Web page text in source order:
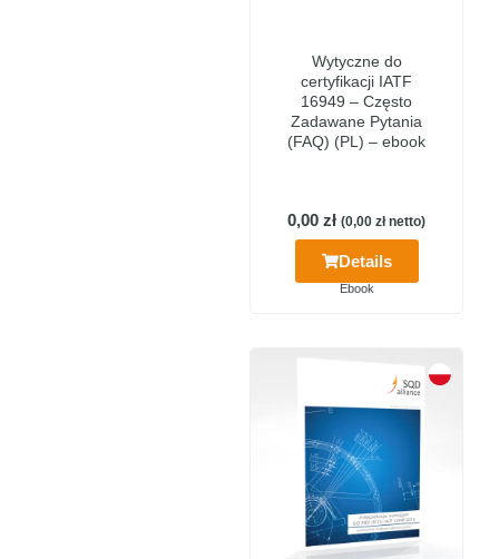
Wytyczne do
certyfikacji IATF
16949 – Często
Zadawane Pytania
(FAQ) (PL) – ebook
0,00 zł (0,00 złnetto)
Details
Ebook